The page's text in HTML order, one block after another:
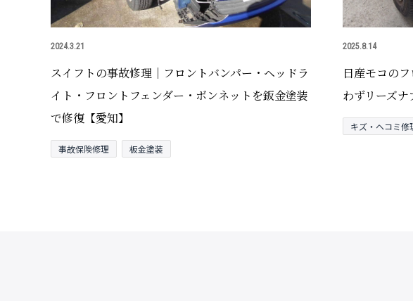
2024.3.21
スイフトの事故修理｜フロントバンパー・ヘッドラ
イト・フロントフェンダー・ボンネットを鈑金塗装
で修復【愛知】
事故保険修理 板金塗装
2025.8.14
日産モコの
わずリーズナ
キズ・ヘコミ修